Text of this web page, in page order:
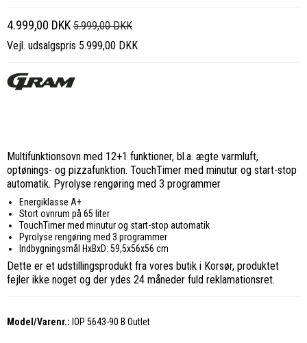
4.999,00 DKK 5.999,00 DKK
Vejl. udsalgspris 5.999,00 DKK
Multifunktionsovn med 12+1 funktioner, bl.a. ægte varmluft,
optønings- og pizzafunktion. TouchTimer med minutur og start-stop
automatik. Pyrolyse rengøring med 3 programmer
Energiklasse A+
Stort ovnrum på 65 liter
TouchTimer med minutur og start-stop automatik
Pyrolyse rengøring med 3 programmer
Indbygningsmål HxBxD: 59,5x56x56 cm
Dette er et udstillingsprodukt fra vores butik i Korsør, produktet
fejler ikke noget og der ydes 24 måneder fuld reklamationsret.
Model/Varenr.: IOP 5643-90 B Outlet